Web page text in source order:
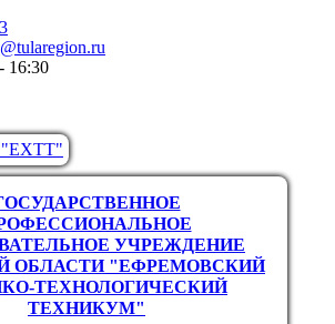
16:30
УЧРЕЖДЕНИЕ
ОБЛАСТИ "ЕФРЕМОВСКИЙ
ТЕХНОЛОГИЧЕСКИЙ
ТЕХНИКУМ"